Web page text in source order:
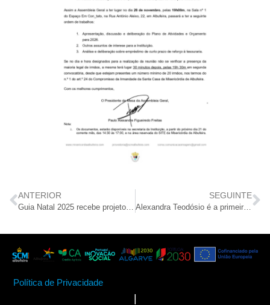
ANTERIOR
Guia Natal 2025 recebe projeto “Arte pela Inclusão” da Misericórdia de Albufeira
SEGUINTE
Alexandra Teodósio é a primeira mulher Reitora da Universidade do Algarve
Política de Privacidade
|